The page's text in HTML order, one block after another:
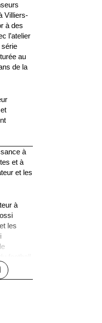
Villiers-
à des
l’atelier
série
au
de la
à
et à
et les
à
les
et
dans la